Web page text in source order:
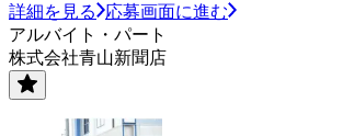
詳細を見る
応募画面に進む
アルバイト・パート
株式会社青山新聞店